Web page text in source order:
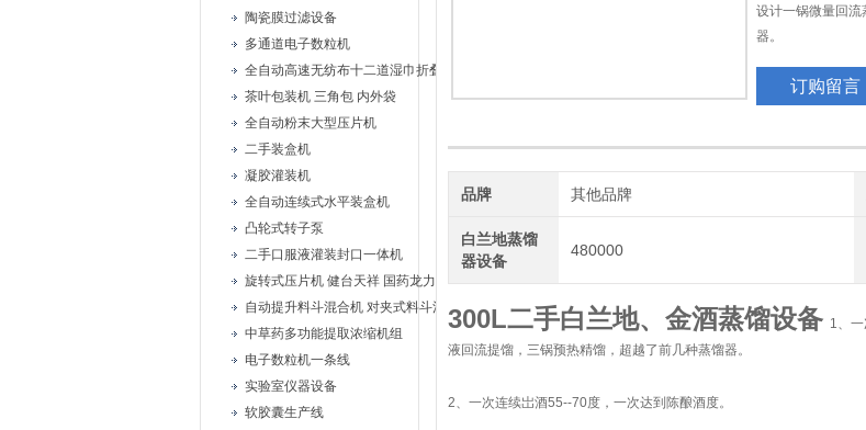
陶瓷膜过滤设备
多通道电子数粒机
全自动高速无纺布十二道湿巾折叠机
茶叶包装机 三角包 内外袋
全自动粉末大型压片机
二手装盒机
凝胶灌装机
全自动连续式水平装盒机
凸轮式转子泵
二手口服液灌装封口一体机
旋转式压片机 健台天祥 国药龙力
自动提升料斗混合机 对夹式料斗混合机
中草药多功能提取浓缩机组
电子数粒机一条线
实验室仪器设备
软胶囊生产线
设计一锅微量回
器。
2、一次连续岀酒
订购留言
品牌 其他品牌
白兰地蒸馏
器设备
480000
300L二手白兰地、金酒蒸馏设备 1、
液回流提馏，三锅预热精馏，超越了前几种蒸馏器。
2、一次连续岀酒55--70度，一次达到陈酿酒度。